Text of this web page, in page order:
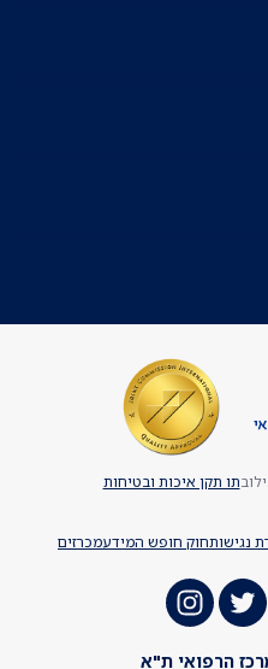
נגישותחוק חופש המידעמכרזים
תו תקן איכות ובטיחות
הרפואי ת"א